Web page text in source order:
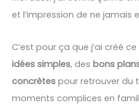
et l’impression de ne jamais
C’est pour ça que j’ai créé
idées simples, des bons
concrètes pour retrouver du
moments complices en